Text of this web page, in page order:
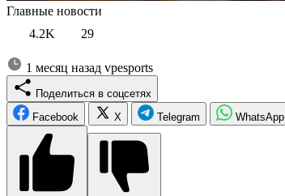
Главные новости
4.2K
29
1 месяц назад vpesports
Поделиться в соцсетях
Facebook
X Telegram WhatsApp